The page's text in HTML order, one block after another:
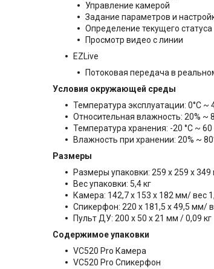
Управление камерой
Задание параметров и
Определение текущего статуса
Просмотр видео с линии
EZLive
Потоковая передача в
Условия окружающей среды
Температура эксплуатации: 0°C ~
Относительная влажность: 20% ~
Температура хранения: -20 °C ~ 60
Влажность при хранении: 20% ~
Размеры
Размеры упаковки: 259 x 259 x
Вес упаковки: 5,4 кг
Камера: 142,7 x 153 x 182 мм/ вес
Спикерфон: 220 x 181,5 x 49,5 мм/
Пульт ДУ: 200 x 50 x 21 мм / 0,09 кг
Содержимое упаковки
VC520 Pro Камера
VC520 Pro Спикерфон